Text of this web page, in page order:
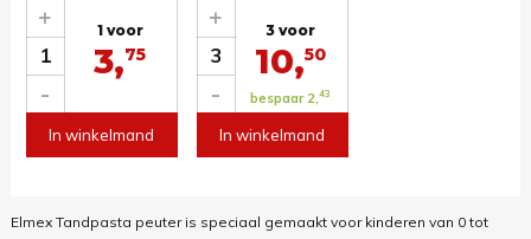
1
-
+ 1 voor
3,75
In winkelmand
3
-
+ 3 voor
10,50
bespaar 2,43
In winkelmand
Elmex Tandpasta peuter is speciaal gemaakt voor kinderen van 0 tot